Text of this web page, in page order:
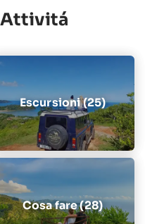
Escursioni (25)
Cosa fare (28)